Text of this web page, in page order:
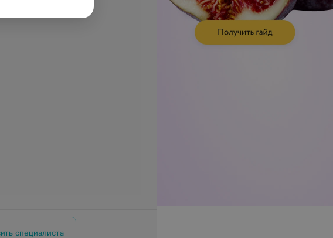
специалиста